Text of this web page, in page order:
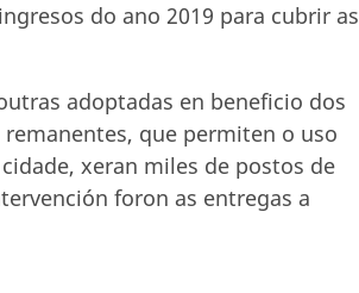
do ano 2019 para cubrir as
adoptadas en beneficio dos
que permiten o uso
xeran miles de postos de
foron as entregas a